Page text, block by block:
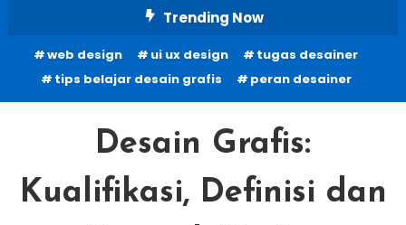
Content
Trending Now
web design ui ux design
tugas desainer
tips belajar desain grafis
peran desainer
Desain Grafis:
Kualifikasi, Definisi dan